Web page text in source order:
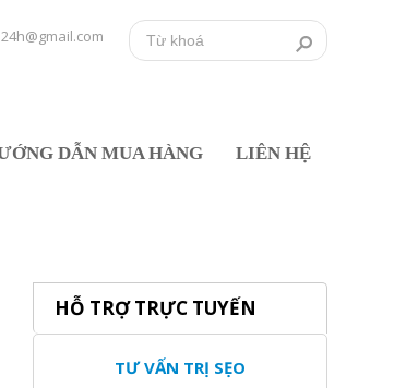
DẪN MUA HÀNG LIÊN HỆ
HỖ TRỢ TRỰC TUYẾN
TƯ VẤN TRỊ SẸO